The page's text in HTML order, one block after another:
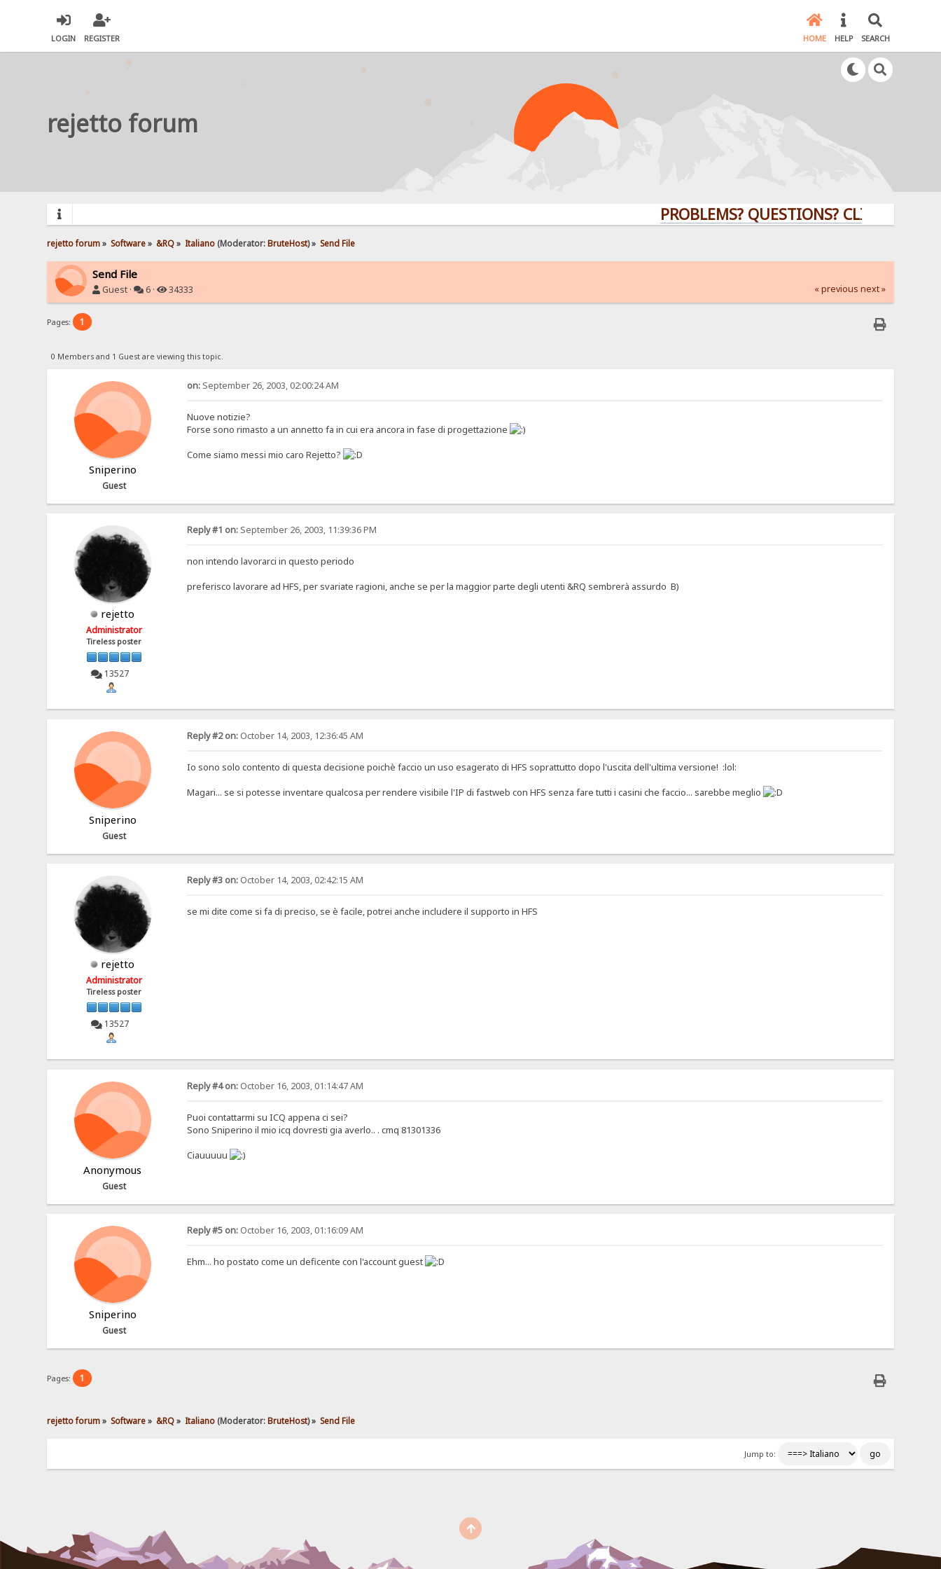
LOGIN REGISTER HOME HELP SEARCH
rejetto forum
PROBLEMS? QUESTIONS? CLICK HERE!
rejetto forum» Software» &RQ» Italiano(Moderator:BruteHost) » Send File
Send File
Guest · 6 · 34333 « previous next »
Pages: 1
0 Members and 1 Guest are viewing this topic.
Sniperino
Guest
on:September 26, 2003, 02:00:24 AM
Nuove notizie?
Forse sono rimasto a un annetto fa in cui era ancora in fase di progettazione
Come siamo messi mio caro Rejetto?
rejetto
Administrator
Tireless poster
13527
Reply #1 on:September 26, 2003, 11:39:36 PM
non intendo lavorarci in questo periodo
preferisco lavorare ad HFS, per svariate ragioni, anche se per la maggior parte degli utenti &RQ sembrerà assurdo B)
Sniperino
Guest
Reply #2 on:October 14, 2003, 12:36:45 AM
Io sono solo contento di questa decisione poichè faccio un uso esagerato di HFS soprattutto dopo l'uscita dell'ultima versione! :lol:
Magari... se si potesse inventare qualcosa per rendere visibile l'IP di fastweb con HFS senza fare tutti i casini che faccio... sarebbe meglio
rejetto
Administrator
Tireless poster
13527
Reply #3 on:October 14, 2003, 02:42:15 AM
se mi dite come si fa di preciso, se è facile, potrei anche includere il supporto in HFS
Anonymous
Guest
Reply #4 on:October 16, 2003, 01:14:47 AM
Puoi contattarmi su ICQ appena ci sei?
Sono Sniperino il mio icq dovresti gia averlo.. . cmq 81301336
Ciauuuuu
Sniperino
Guest
Reply #5 on:October 16, 2003, 01:16:09 AM
Ehm... ho postato come un deficente con l'account guest
Pages: 1
rejetto forum» Software» &RQ» Italiano(Moderator:BruteHost) » Send File
Jump to: